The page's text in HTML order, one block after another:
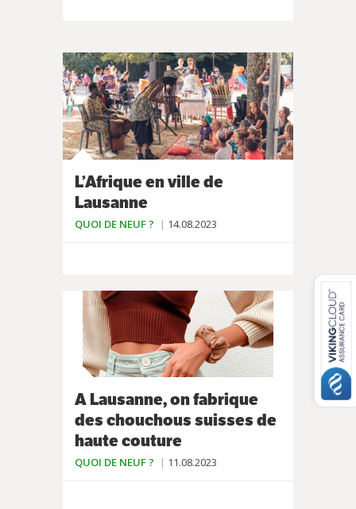
L’Afrique en ville de
Lausanne
QUOI DE NEUF ? 14.08.2023
A Lausanne, on fabrique
des chouchous suisses de
haute couture
QUOI DE NEUF ? 11.08.2023